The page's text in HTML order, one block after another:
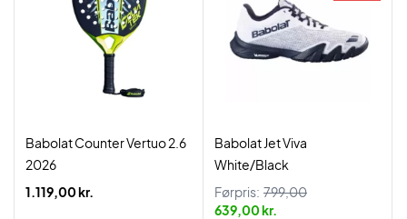
Babolat Counter Vertuo 2.6
2026
1.119,00 kr.
Babolat Jet Viva
White/Black
Førpris: 799,00
639,00 kr.